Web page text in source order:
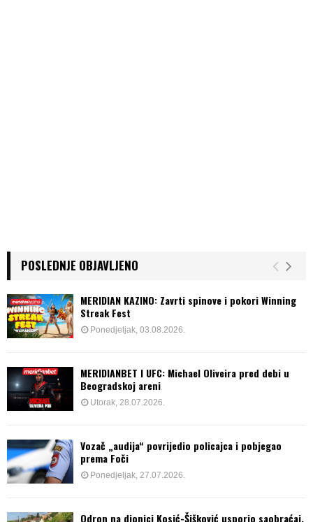
POSLEDNJE OBJAVLJENO
MERIDIAN KAZINO: Zavrti spinove i pokori Winning
Streak Fest
Ponedjeljak, 03.08.2026.
MERIDIANBET I UFC: Michael Oliveira pred debi u
Beogradskoj areni
Utorak, 28.07.2026.
Vozač „audija“ povrijedio policajca i pobjegao
prema Foči
Ponedjeljak, 27.07.2026.
Odron na dionici Kosić-Šišković usporio saobraćaj,